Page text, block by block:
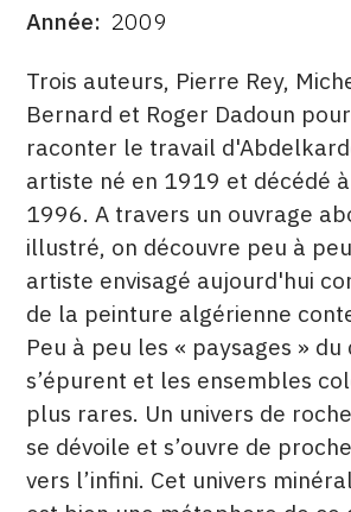
CGU
CGV
SUIVEZ-NOUS
INSTAGRAM
TWITTER
PINTEREST
DATE
Année 2009
DESCRITPTION
Trois auteurs, Pierre Rey,
Bernard et Roger Dadoun
raconter le travail
artiste né en 1919 et décédé
1996. A travers un ouvrage
illustré, on découvre peu à
artiste envisagé aujourd'hui
de la peinture algérienne
Peu à peu les « paysages » du
s’épurent et les ensembles
plus rares. Un univers de
se dévoile et s’ouvre de
vers l’infini. Cet univers